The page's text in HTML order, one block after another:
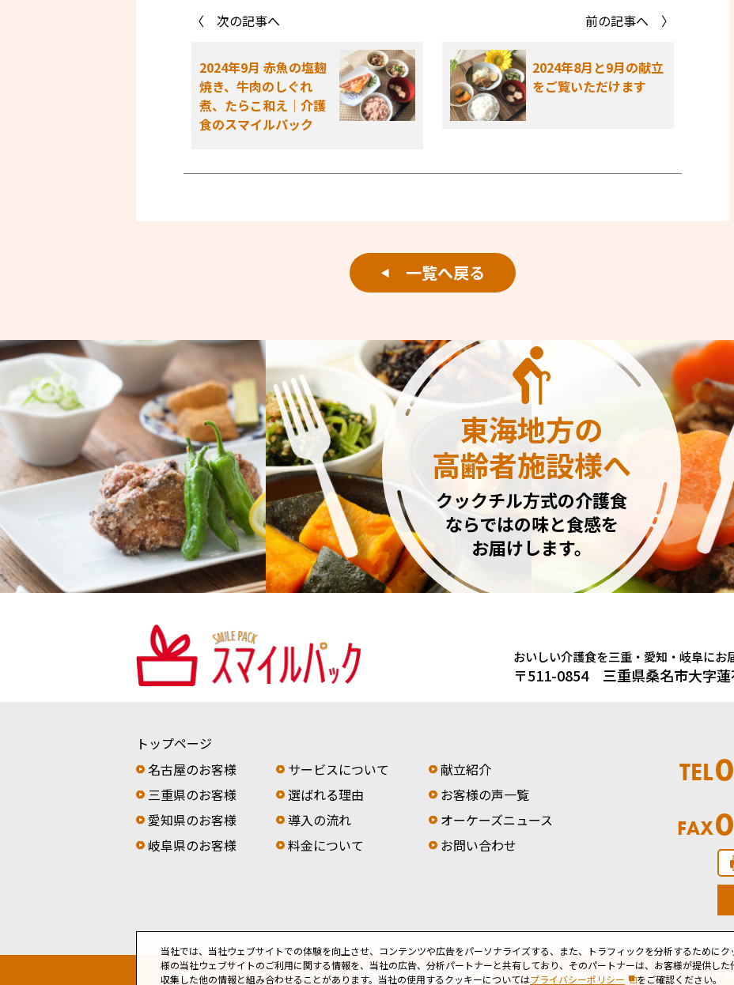
〈 次の記事へ
2024年9月 赤魚の塩麹
焼き、牛肉のしぐれ
煮、たらこ和え│介護
食のスマイルパック
前の記事へ 〉
2024年8月と9月の献立
をご覧いただけます
◀ 一覧へ戻る
東海地方の
高齢者施設様へ
クックチル方式の介護食
ならではの味と食感を
お届けします。
おいしい介護食を三重・愛知・岐阜にお
〒511-0854 三重県桑名市大字
トップページ
名古屋のお客様
三重県のお客様
愛知県のお客様
岐阜県のお客様
サービスについて
選ばれる理由
導入の流れ
料金について
献立紹介
お客様の声一覧
オーケーズニュース
お問い合わせ
TEL
FAX
運営会社 オーケーズデリカ株式会社 コーポレートサイト 障がい者施設の方はこちらをご覧ください
当社では、当社ウェブサイトでの体験を向上させ、コンテンツや広告をパーソナライズする、また、トラフィックを分析するために
様の当社ウェブサイトのご利用に関する情報を、当社の広告、分析パートナーと共有しており、そのパートナーは、お客様が提供し
収集した他の情報と組み合わせることがあります。当社の使用するクッキーについてはプライバシーポリシー をご確認ください。